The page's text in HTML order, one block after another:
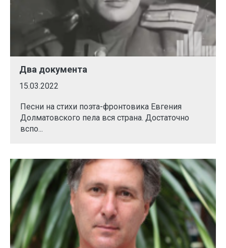
Два документа
15.03.2022
Песни на стихи поэта-фронтовика Евгения
Долматовского пела вся страна. Достаточно
вспо...